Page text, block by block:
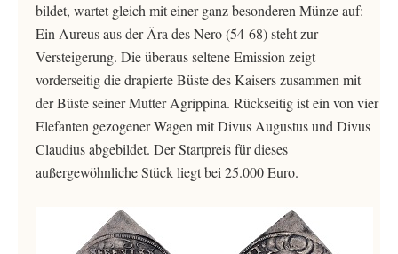
bildet, wartet gleich mit einer ganz besonderen Münze auf:
Ein Aureus aus der Ära des Nero (54-68) steht zur
Versteigerung. Die überaus seltene Emission zeigt
vorderseitig die drapierte Büste des Kaisers zusammen mit
der Büste seiner Mutter Agrippina. Rückseitig ist ein von vier
Elefanten gezogener Wagen mit Divus Augustus und Divus
Claudius abgebildet. Der Startpreis für dieses
außergewöhnliche Stück liegt bei 25.000 Euro.